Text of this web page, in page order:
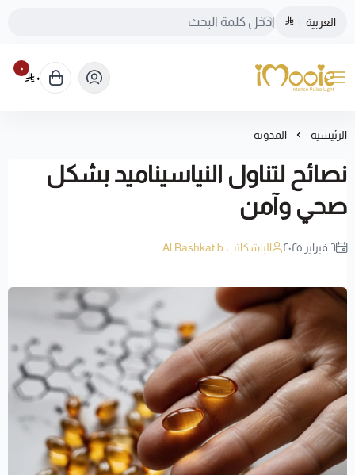
العربية |
الموقع الرسمي ليزر منزلي اي مووي
٠
٠
الرئيسية المدونة
نصائح لتناول النياسيناميد بشكل
صحي وآمن
٦ فبراير ٢٠٢٥ الباشكاتب Al Bashkatib